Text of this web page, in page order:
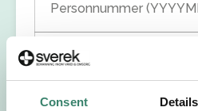
Consent Details
Personnummer
Förnamn
Efternamn